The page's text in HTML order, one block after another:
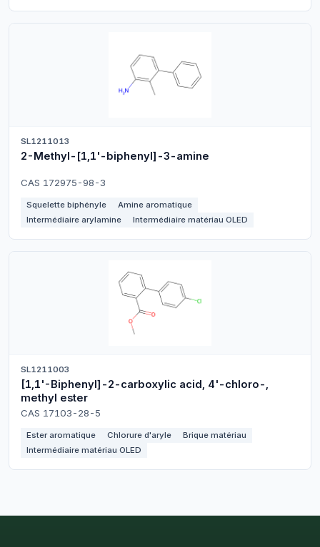
SL1211013
2-Methyl-[1,1'-biphenyl]-3-amine
CAS 172975-98-3
Squelette biphényle
Amine aromatique
Intermédiaire arylamine
Intermédiaire matériau OLED
SL1211003
[1,1'-Biphenyl]-2-carboxylic acid, 4'-chloro-,
methyl ester
CAS 17103-28-5
Ester aromatique Chlorure d'aryle
Brique matériau
Intermédiaire matériau OLED